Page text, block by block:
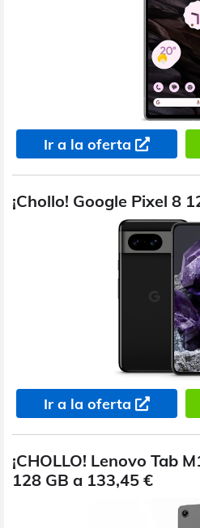
Ir a la oferta
¡Chollo! Google Pixel 8
Ir a la oferta
¡CHOLLO! Lenovo Tab
128 GB a 133,45 €